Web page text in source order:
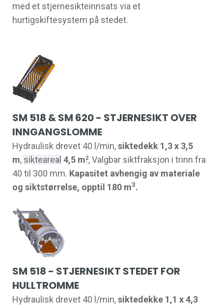
med et stjernesikteinnsats via et
hurtigskiftesystem på stedet.
SM 518 & SM 620 - STJERNESIKT OVER
INNGANGSLOMME
Hydraulisk drevet 40 l/min,siktedekk 1,3 x 3,5
m, sikteareal 4,5 m2, Valgbar siktfraksjon i trinn fra
40 til 300 mm. Kapasitet avhengig av materiale
og siktstørrelse, opptil 180 m3.
SM 518 - STJERNESIKT STEDET FOR
HULLTROMME
Hydraulisk drevet 40 l/min,siktedekke 1,1 x 4,3